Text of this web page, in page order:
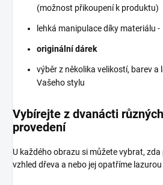
(možnost přikoupení k produktu)
lehká manipulace díky materiálu
originální dárek
výběr z několika velikostí, barev a
Vašeho stylu
Vybírejte z dvanácti
provedení
U každého obrazu si můžete vybrat,
vzhled dřeva a nebo jej opatříme